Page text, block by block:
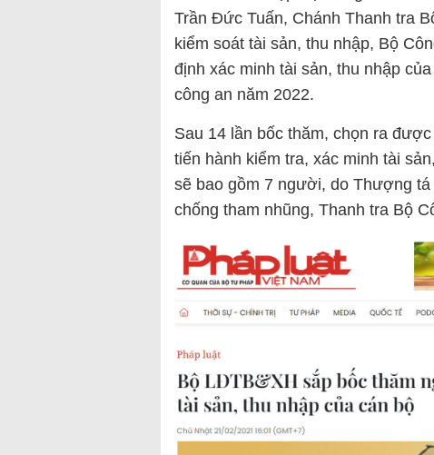
Trần Đức Tuấn, Chánh Thanh tra
kiểm soát tài sản, thu nhập, Bộ
định xác minh tài sản, thu nhập
công an năm 2022.
Sau 14 lần bốc thăm, chọn ra
tiến hành kiểm tra, xác minh tài
sẽ bao gồm 7 người, do Thượng
chống tham nhũng, Thanh tra Bộ